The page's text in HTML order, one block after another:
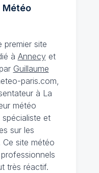
Météo
premier site
à Annecyet
Guillaume
paris.com,
à La
météo
et
sur les
Ce site météo
très réactif.